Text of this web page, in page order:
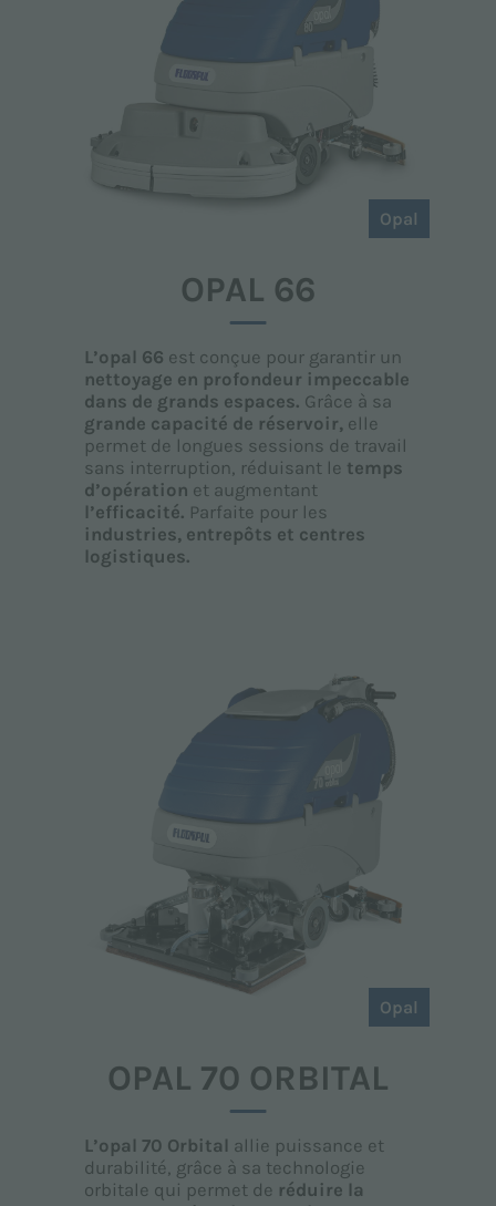
Opal
OPAL 66
L’opal 66 est conçue pour garantir un
nettoyage en profondeur impeccable
dans de grands espaces. Grâce à sa
grande capacité de réservoir, elle
permet de longues sessions de travail
sans interruption, réduisant le temps
d’opération et augmentant
l’efficacité. Parfaite pour les
industries, entrepôts et centres
logistiques.
Opal
OPAL 70 ORBITAL
L’opal 70 Orbital allie puissance et
durabilité, grâce à sa technologie
orbitale qui permet de réduire la